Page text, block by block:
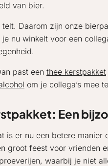
van bier.
Daarom zijn onze
nu winkelt voor een
past een thee kerstpakket
om je collega’s mee
Een
is er nu een betere
groot feest voor vrienden
waarbij je niet